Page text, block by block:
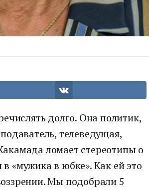
долго. Она политик,
телеведущая,
ломает стереотипы о
«мужика в юбке». Как ей это
Мы подобрали 5